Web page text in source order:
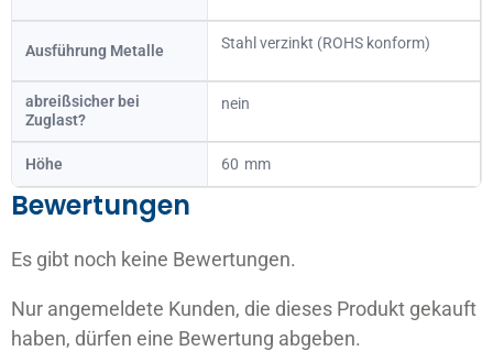
Ausführung Metalle Stahl verzinkt (ROHS konform)
abreißsicher bei
Zuglast?
nein
Höhe 60
Bewertungen
Es gibt noch keine Bewertungen.
Nur angemeldete Kunden, die dieses Produkt gekauft
haben, dürfen eine Bewertung abgeben.